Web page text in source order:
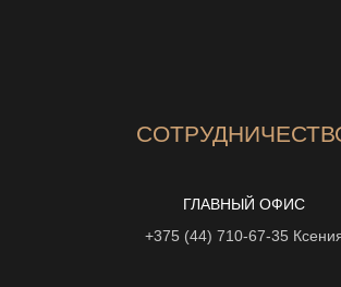
ГЛАВНЫЙ ОФИС
+375 (44) 710-67-35